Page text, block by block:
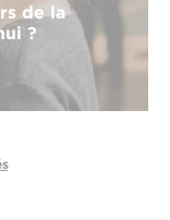
de la
?